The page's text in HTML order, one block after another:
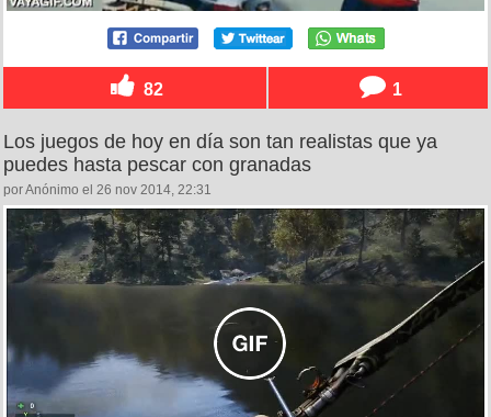
82 1
Los juegos de hoy en día son tan realistas que ya
puedes hasta pescar con granadas
por Anónimo el 26 nov 2014, 22:31